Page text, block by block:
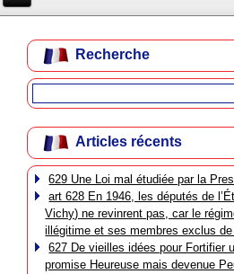
Recherche
Articles récents
629 Une Loi mal étudiée par la
art 628 En 1946, les députés de
Vichy) ne revinrent pas, car le
illégitime et ses membres exclus
627 De vieilles idées pour Fortifier
promise Heureuse mais devenue